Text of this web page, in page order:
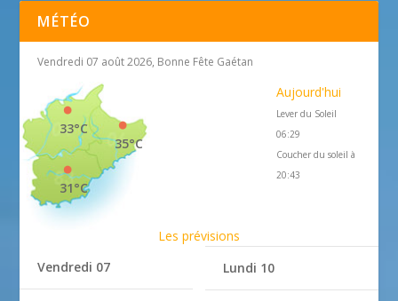
MÉTÉO
Vendredi 07 août 2026, Bonne Fête Gaétan
35°C
33°C
31°C
Aujourd'hui
Lever du Soleil
06:29
Coucher du soleil à
20:43
Les prévisions
Vendredi 07
Lundi 10